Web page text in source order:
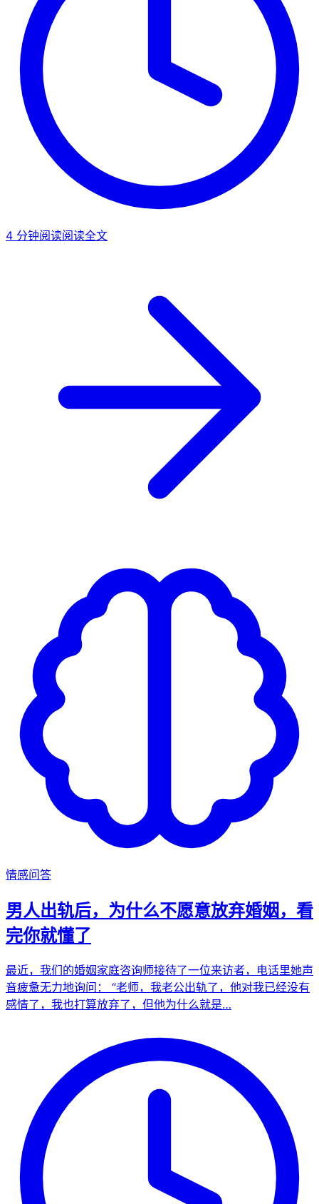
4 分钟阅读阅读全文
情感问答
男人出轨后，为什么不愿意放弃婚姻，看
完你就懂了
最近，我们的婚姻家庭咨询师接待了一位来访者，电话里她声
音疲惫无力地询问： “老师，我老公出轨了，他对我已经没有
感情了，我也打算放弃了，但他为什么就是…